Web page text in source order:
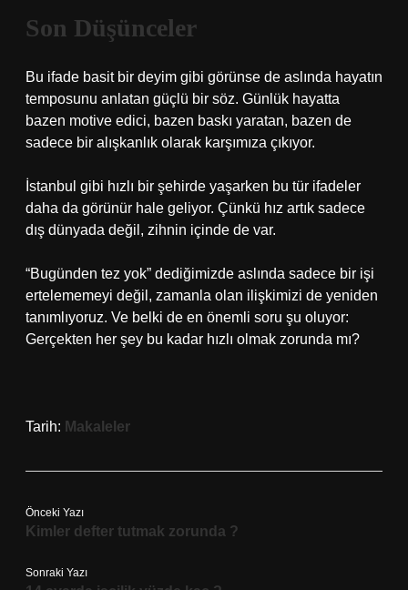
Son Düşünceler
Bu ifade basit bir deyim gibi görünse de aslında hayatın
temposunu anlatan güçlü bir söz. Günlük hayatta
bazen motive edici, bazen baskı yaratan, bazen de
sadece bir alışkanlık olarak karşımıza çıkıyor.
İstanbul gibi hızlı bir şehirde yaşarken bu tür ifadeler
daha da görünür hale geliyor. Çünkü hız artık sadece
dış dünyada değil, zihnin içinde de var.
“Bugünden tez yok” dediğimizde aslında sadece bir işi
ertelememeyi değil, zamanla olan ilişkimizi de yeniden
tanımlıyoruz. Ve belki de en önemli soru şu oluyor:
Gerçekten her şey bu kadar hızlı olmak zorunda mı?
Tarih: Makaleler
Önceki Yazı
Kimler defter tutmak zorunda ?
Sonraki Yazı